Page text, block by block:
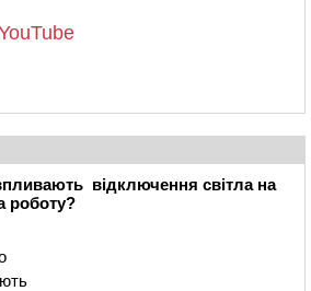
відключення світла на
роботу?